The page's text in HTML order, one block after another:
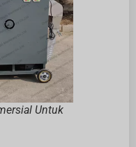
Untuk